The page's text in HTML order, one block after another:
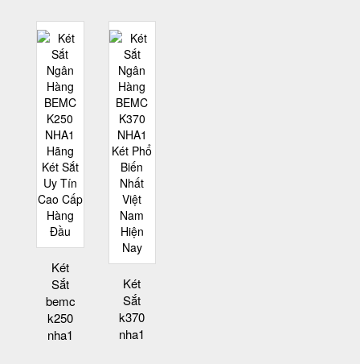
Két
Sắt
bemc
k250
nha1
Két
Sắt
k370
nha1